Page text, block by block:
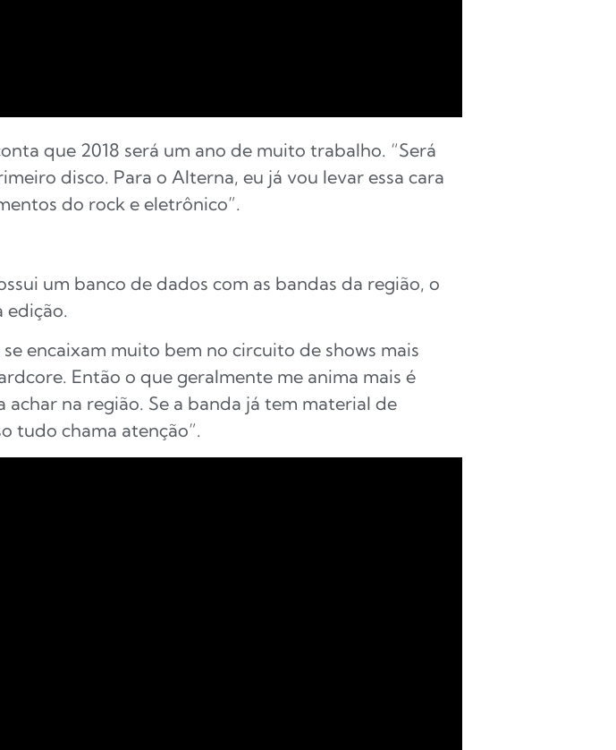
que 2018 será um ano de muito trabalho. “Será
disco. Para o Alterna, eu já vou levar essa cara
do rock e eletrônico”.
um banco de dados com as bandas da região, o
edição.
encaixam muito bem no circuito de shows mais
Então o que geralmente me anima mais é
na região. Se a banda já tem material de
tudo chama atenção”.